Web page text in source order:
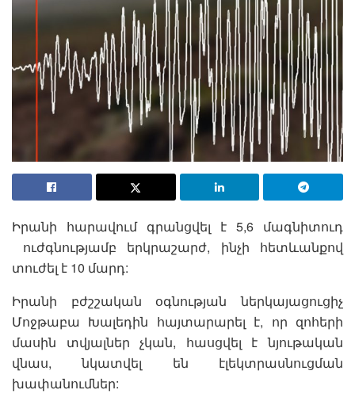
Իրանի հարավում գրանցվել է 5,6 մագնիտուդ
ուժգնությամբ երկրաշարժ, ինչի հետևանքով
տուժել է 10 մարդ:
Իրանի բժշշական օգնության ներկայացուցիչ
Մոջթաբա Խալեդին հայտարարել է, որ զոհերի
մասին տվյալներ չկան, հասցվել է նյութական
վնաս, նկատվել են էլեկտրասնուցման
խափանումներ: